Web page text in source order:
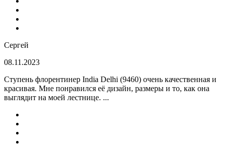
Сергей
08.11.2023
Ступень флорентинер India Delhi (9460) очень качественная и
красивая. Мне понравился её дизайн, размеры и то, как она
выглядит на моей лестнице. ...